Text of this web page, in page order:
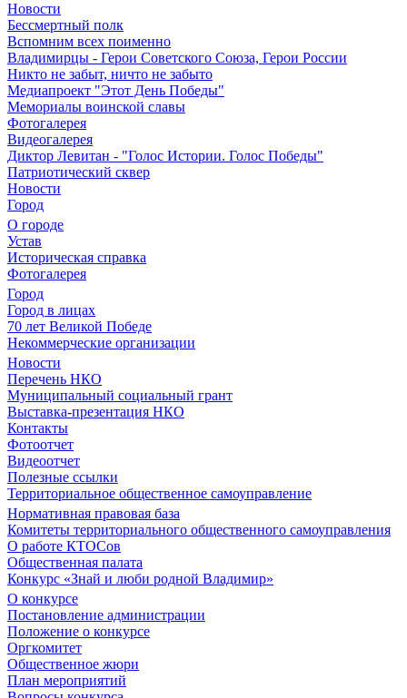
Новости
Бессмертный полк
Вспомним всех поименно
Владимирцы - Герои Советского Союза, Герои России
Никто не забыт, ничто не забыто
Медиапроект "Этот День Победы"
Мемориалы воинской славы
Фотогалерея
Видеогалерея
Диктор Левитан - "Голос Истории. Голос Победы"
Патриотический сквер
Новости
Город
О городе
Устав
Историческая справка
Фотогалерея
Город
Город в лицах
70 лет Великой Победе
Некоммерческие организации
Новости
Перечень НКО
Муниципальный социальный грант
Выставка-презентация НКО
Контакты
Фотоотчет
Видеоотчет
Полезные ссылки
Территориальное общественное самоуправление
Нормативная правовая база
Комитеты территориального общественного самоуправления
О работе КТОСов
Общественная палата
Конкурс «Знай и люби родной Владимир»
О конкурсе
Постановление администрации
Положение о конкурсе
Оргкомитет
Общественное жюри
План мероприятий